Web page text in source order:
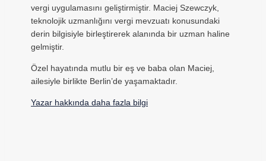
vergi uygulamasını geliştirmiştir. Maciej Szewczyk,
teknolojik uzmanlığını vergi mevzuatı konusundaki
derin bilgisiyle birleştirerek alanında bir uzman haline
gelmiştir.
Özel hayatında mutlu bir eş ve baba olan Maciej,
ailesiyle birlikte Berlin’de yaşamaktadır.
Yazar hakkında daha fazla bilgi